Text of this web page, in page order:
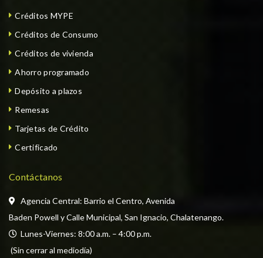
Créditos MYPE
Créditos de Consumo
Créditos de vivienda
Ahorro programado
Depósito a plazos
Remesas
Tarjetas de Crédito
Certificado
Contáctanos
Agencia Central: Barrio el Centro, Avenida
Baden Powell y Calle Municipal, San Ignacio, Chalatenango.
  Lunes-Viernes: 8:00 a.m. – 4:00 p.m.
(Sin cerrar al mediodía)